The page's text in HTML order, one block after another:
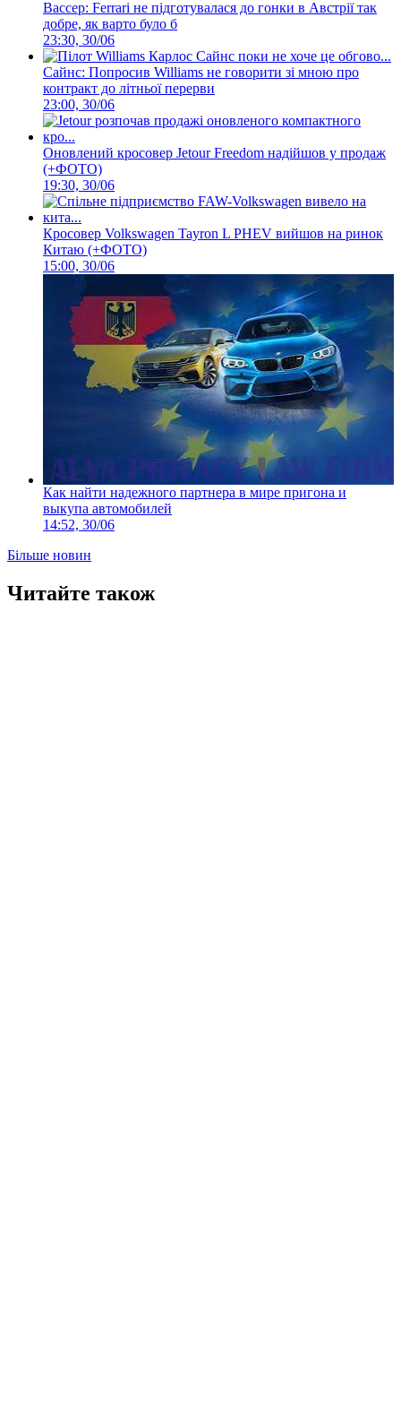
Вассер: Ferrari не підготувалася до гонки в Австрії так
добре, як варто було б
23:30, 30/06
Сайнс: Попросив Williams не говорити зі мною про
контракт до літньої перерви
23:00, 30/06
Оновлений кросовер Jetour Freedom надійшов у продаж
(+ФОТО)
19:30, 30/06
Кросовер Volkswagen Tayron L PHEV вийшов на ринок
Китаю (+ФОТО)
15:00, 30/06
Как найти надежного партнера в мире пригона и
выкупа автомобилей
14:52, 30/06
Більше новин
Читайте також